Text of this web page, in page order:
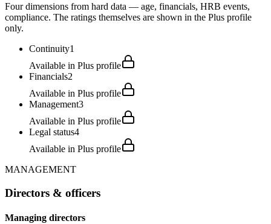
Four dimensions from hard data — age, financials, HRB events,
compliance. The ratings themselves are shown in the Plus profile
only.
Continuity1
Available in Plus profile
Financials2
Available in Plus profile
Management3
Available in Plus profile
Legal status4
Available in Plus profile
MANAGEMENT
Directors & officers
Managing directors